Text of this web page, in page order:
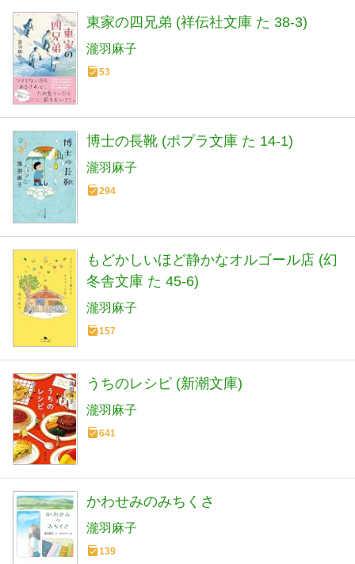
東家の四兄弟 (祥伝社文庫 た 38-3)
瀧羽麻子
53
博士の長靴 (ポプラ文庫 た 14-1)
瀧羽麻子
294
もどかしいほど静かなオルゴール店 (幻
冬舎文庫 た 45-6)
瀧羽麻子
157
うちのレシピ (新潮文庫)
瀧羽麻子
641
かわせみのみちくさ
瀧羽麻子
139